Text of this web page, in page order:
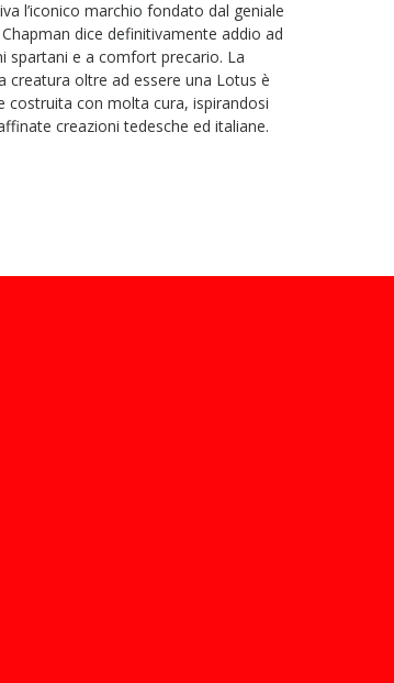
l’iconico marchio fondato dal geniale
dice definitivamente addio ad
spartani e a comfort precario. La
creatura oltre ad essere una Lotus è
costruita con molta cura, ispirandosi
creazioni tedesche ed italiane.